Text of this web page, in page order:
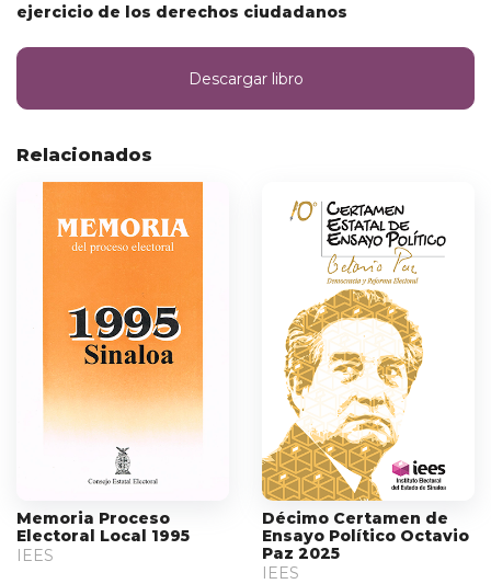
ejercicio de los derechos ciudadanos
Descargar libro
Relacionados
Memoria Proceso
Electoral Local 1995
IEES
Décimo Certamen de
Ensayo Político Octavio
Paz 2025
IEES